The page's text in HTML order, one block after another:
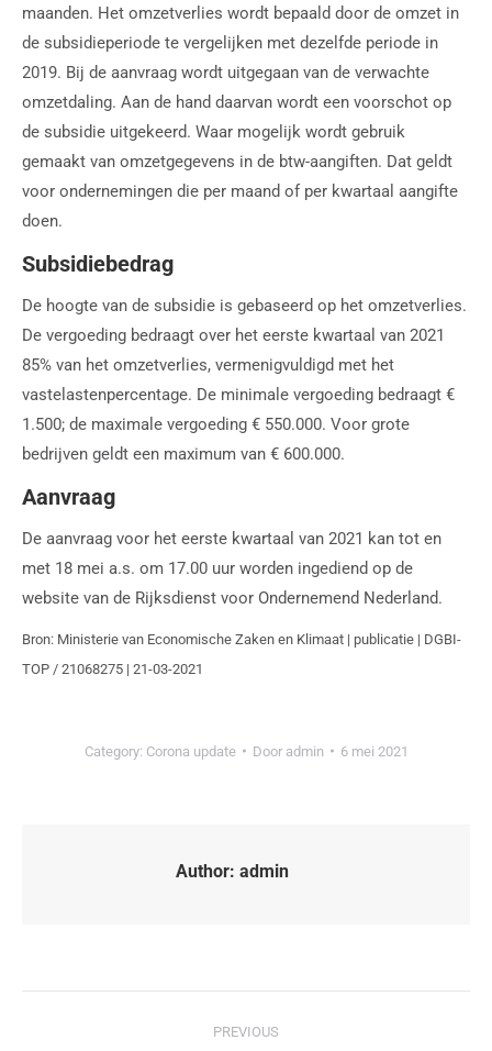
maanden. Het omzetverlies wordt bepaald door de omzet in
de subsidieperiode te vergelijken met dezelfde periode in
2019. Bij de aanvraag wordt uitgegaan van de verwachte
omzetdaling. Aan de hand daarvan wordt een voorschot op
de subsidie uitgekeerd. Waar mogelijk wordt gebruik
gemaakt van omzetgegevens in de btw-aangiften. Dat geldt
voor ondernemingen die per maand of per kwartaal aangifte
doen.
Subsidiebedrag
De hoogte van de subsidie is gebaseerd op het omzetverlies.
De vergoeding bedraagt over het eerste kwartaal van 2021
85% van het omzetverlies, vermenigvuldigd met het
vastelastenpercentage. De minimale vergoeding bedraagt €
1.500; de maximale vergoeding € 550.000. Voor grote
bedrijven geldt een maximum van € 600.000.
Aanvraag
De aanvraag voor het eerste kwartaal van 2021 kan tot en
met 18 mei a.s. om 17.00 uur worden ingediend op de
website van de Rijksdienst voor Ondernemend Nederland.
Bron: Ministerie van Economische Zaken en Klimaat | publicatie | DGBI-
TOP / 21068275 | 21-03-2021
Category: Corona update Door admin 6 mei 2021
Author: admin
PREVIOUS